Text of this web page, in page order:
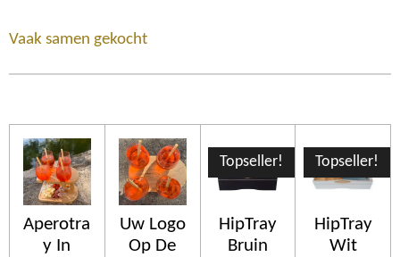
Vaak samen gekocht
Aperotra
y In
Uw Logo
Op De
Topseller!
HipTray
Bruin
Topseller!
HipTray
Wit